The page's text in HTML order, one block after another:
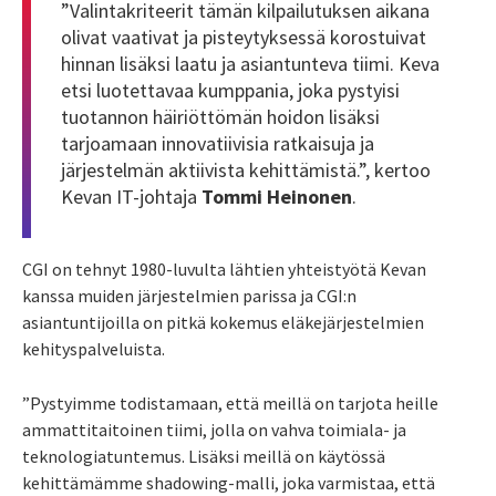
”Valintakriteerit tämän kilpailutuksen aikana
olivat vaativat ja pisteytyksessä korostuivat
hinnan lisäksi laatu ja asiantunteva tiimi. Keva
etsi luotettavaa kumppania, joka pystyisi
tuotannon häiriöttömän hoidon lisäksi
tarjoamaan innovatiivisia ratkaisuja ja
järjestelmän aktiivista kehittämistä.”, kertoo
Kevan IT-johtaja Tommi Heinonen.
CGI on tehnyt 1980-luvulta lähtien yhteistyötä Kevan
kanssa muiden järjestelmien parissa ja CGI:n
asiantuntijoilla on pitkä kokemus eläkejärjestelmien
kehityspalveluista.
”Pystyimme todistamaan, että meillä on tarjota heille
ammattitaitoinen tiimi, jolla on vahva toimiala- ja
teknologiatuntemus. Lisäksi meillä on käytössä
kehittämämme shadowing-malli, joka varmistaa, että